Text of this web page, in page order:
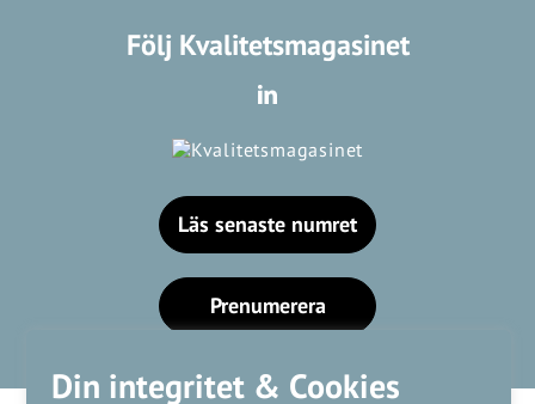
Din integritet & Cookies
Följ Kvalitetsmagasinet
Läs senaste numret
Prenumerera